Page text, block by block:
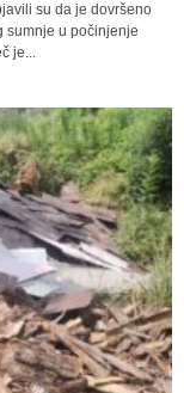
su da je dovršeno
sumnje u počinjenje
je...